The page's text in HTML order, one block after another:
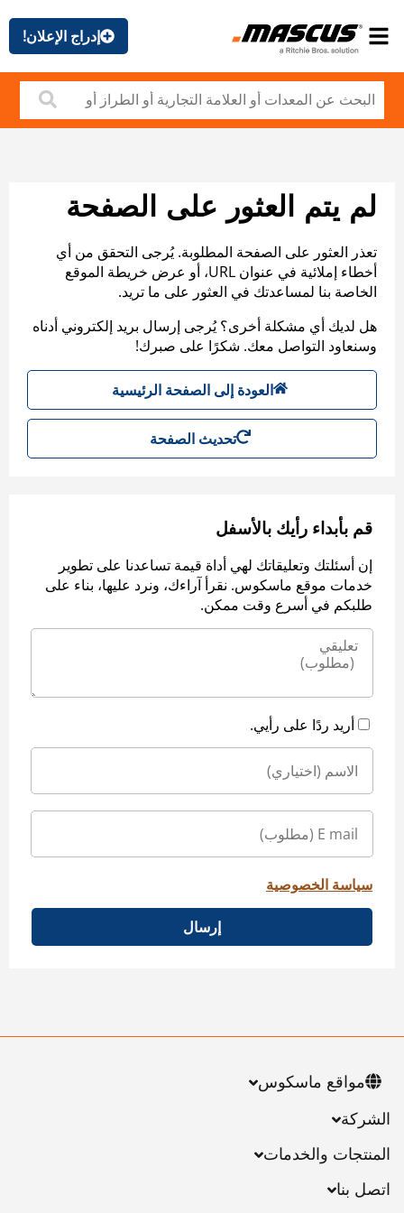
إدراج الإعلان!
لم يتم العثور على الصفحة
تعذر العثور على الصفحة المطلوبة. يُرجى التحقق من أي
أخطاء إملائية في عنوان URL، أو عرض خريطة الموقع
الخاصة بنا لمساعدتك في العثور على ما تريد.
هل لديك أي مشكلة أخرى؟ يُرجى إرسال بريد إلكتروني أدناه
وسنعاود التواصل معك. شكرًا على صبرك!
العودة إلى الصفحة الرئيسية
تحديث الصفحة
قم بأبداء رأيك بالأسفل
إن أسئلتك وتعليقاتك لهي أداة قيمة تساعدنا على تطوير
خدمات موقع ماسكوس. نقرأ آراءك، ونرد عليها، بناء على
طلبكم في أسرع وقت ممكن.
أريد ردًا على رأيي.
سياسة الخصوصية
إرسال
الشركة
المنتجات والخدمات
اتصل بنا
مواقع ماسكوس